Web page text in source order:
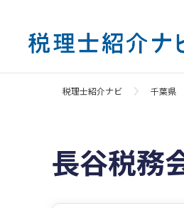
税理士紹介ナビ 千葉県
長谷税務